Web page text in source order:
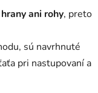
ani rohy, preto
sú navrhnuté
pri nastupovaní a